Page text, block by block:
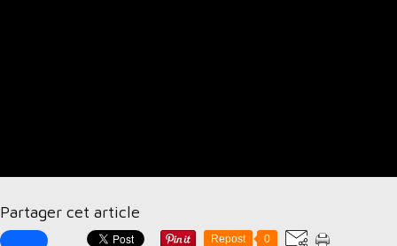
Partager cet article
Repost 0